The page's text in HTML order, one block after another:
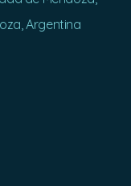
Argentina